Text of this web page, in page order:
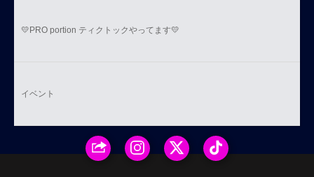
💛PRO portion ティクトックやってます💛
イベント